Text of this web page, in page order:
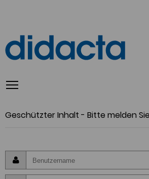
Geschützter Inhalt - Bitte melden